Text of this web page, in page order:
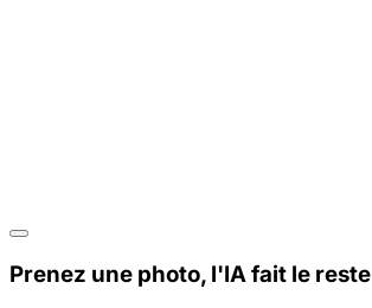
Prenez une photo, l'IA fait le reste